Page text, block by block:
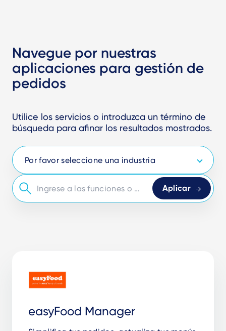
Navegue por nuestras
aplicaciones para gestión de
pedidos
Utilice los servicios o introduzca un término de
búsqueda para afinar los resultados mostrados.
easyFood Manager